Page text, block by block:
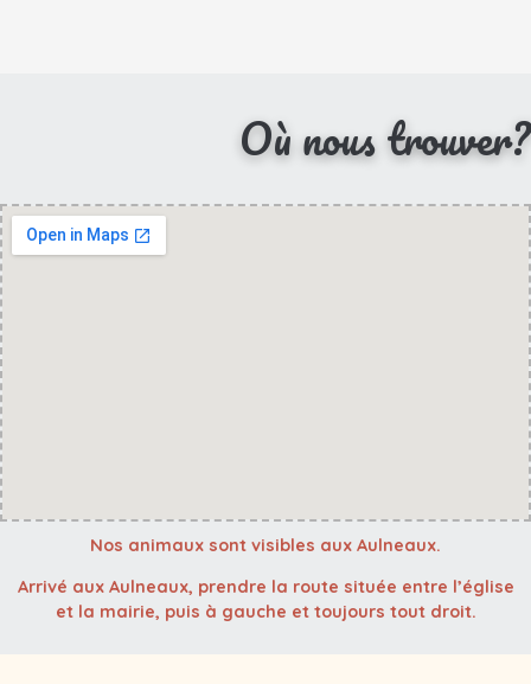
Où nous trouver?
Nos animaux sont visibles aux Aulneaux.
Arrivé aux Aulneaux, prendre la route située entre l’église
et la mairie, puis à gauche et toujours tout droit.